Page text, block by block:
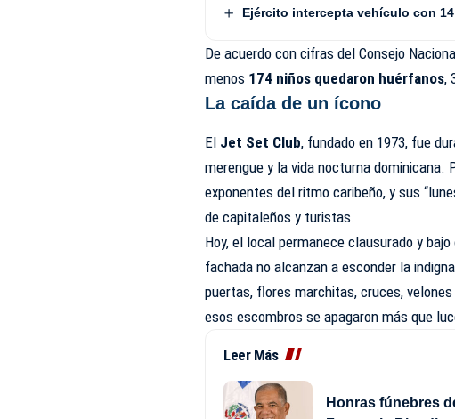
Ejército intercepta vehículo con
De acuerdo con cifras del Consejo
menos 174 niños quedaron huérfanos,
La caída de un ícono
El Jet Set Club, fundado en 1973, fue
merengue y la vida nocturna dominicana.
exponentes del ritmo caribeño, y sus
de capitaleños y turistas.
Hoy, el local permanece clausurado y
fachada no alcanzan a esconder la
puertas, flores marchitas, cruces,
esos escombros se apagaron más que
Leer Más
Honras fúnebres